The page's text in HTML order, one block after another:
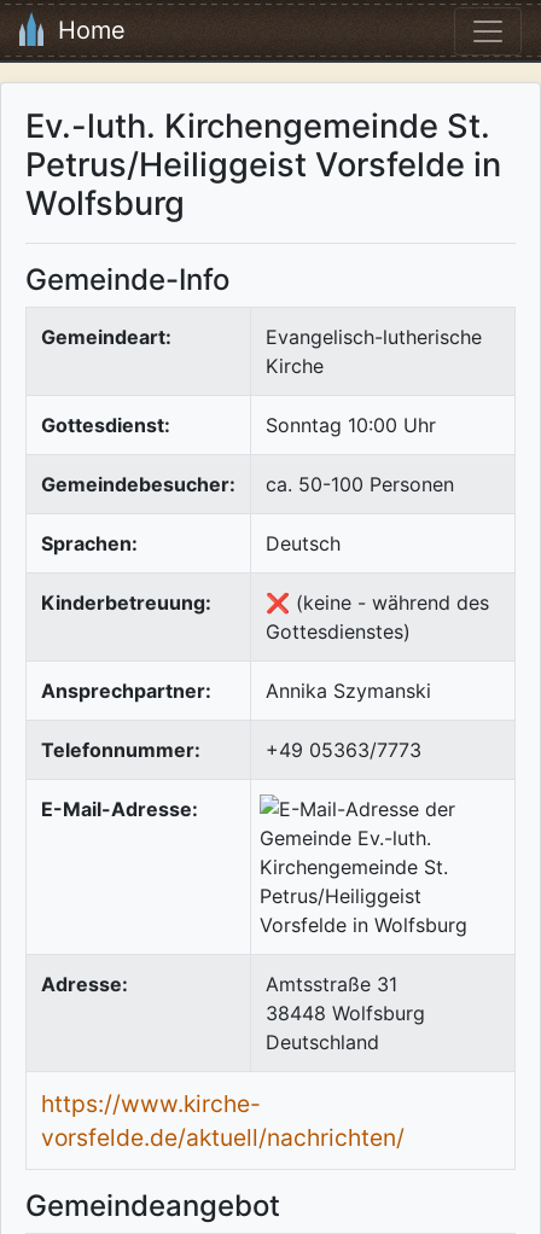
Home
Ev.-luth. Kirchengemeinde St.
Petrus/Heiliggeist Vorsfelde in
Wolfsburg
Gemeinde-Info
Gemeindeart:
Evangelisch-lutherische
Kirche
Gottesdienst: Sonntag 10:00 Uhr
Gemeindebesucher: ca. 50-100 Personen
Sprachen: Deutsch
Kinderbetreuung:
❌ (keine - während des
Gottesdienstes)
Ansprechpartner: Annika Szymanski
Telefonnummer: +49 05363/7773
E-Mail-Adresse:
Adresse:
Amtsstraße 31
38448 Wolfsburg
Deutschland
https://www.kirche-
vorsfelde.de/aktuell/nachrichten/
Gemeindeangebot